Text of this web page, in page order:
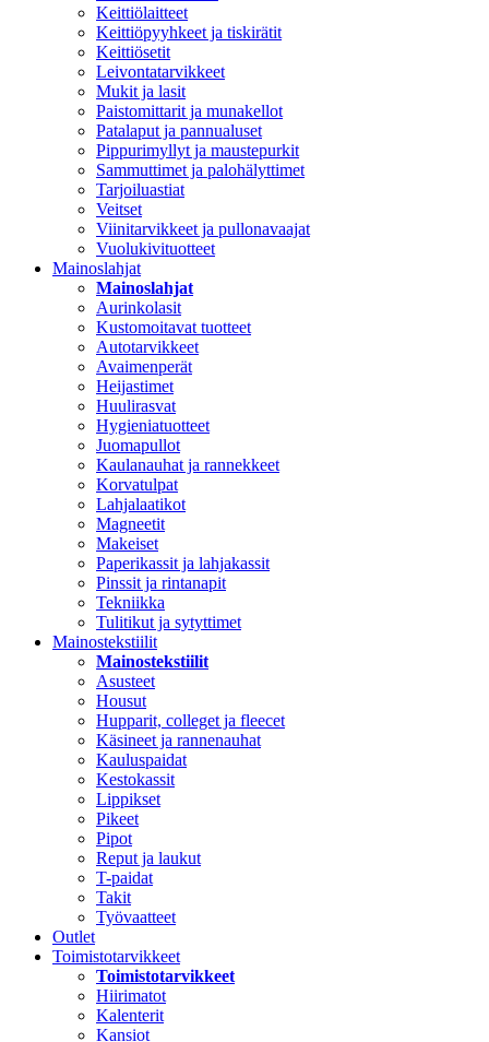
Keittiölaitteet
Keittiöpyyhkeet ja tiskirätit
Keittiösetit
Leivontatarvikkeet
Mukit ja lasit
Paistomittarit ja munakellot
Patalaput ja pannualuset
Pippurimyllyt ja maustepurkit
Sammuttimet ja palohälyttimet
Tarjoiluastiat
Veitset
Viinitarvikkeet ja pullonavaajat
Vuolukivituotteet
Mainoslahjat
Mainoslahjat
Aurinkolasit
Kustomoitavat tuotteet
Autotarvikkeet
Avaimenperät
Heijastimet
Huulirasvat
Hygieniatuotteet
Juomapullot
Kaulanauhat ja rannekkeet
Korvatulpat
Lahjalaatikot
Magneetit
Makeiset
Paperikassit ja lahjakassit
Pinssit ja rintanapit
Tekniikka
Tulitikut ja sytyttimet
Mainostekstiilit
Mainostekstiilit
Asusteet
Housut
Hupparit, colleget ja fleecet
Käsineet ja rannenauhat
Kauluspaidat
Kestokassit
Lippikset
Pikeet
Pipot
Reput ja laukut
T-paidat
Takit
Työvaatteet
Outlet
Toimistotarvikkeet
Toimistotarvikkeet
Hiirimatot
Kalenterit
Kansiot